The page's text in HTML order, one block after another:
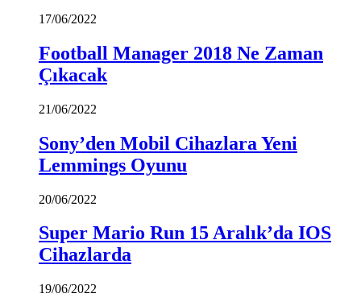
17/06/2022
Football Manager 2018 Ne Zaman
Çıkacak
21/06/2022
Sony’den Mobil Cihazlara Yeni
Lemmings Oyunu
20/06/2022
Super Mario Run 15 Aralık’da IOS
Cihazlarda
19/06/2022